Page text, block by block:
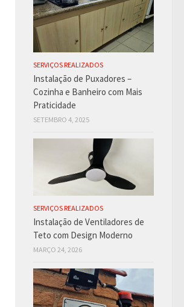
SERVIÇOS REALIZADOS
Instalação de Puxadores –
Cozinha e Banheiro com Mais
Praticidade
SETEMBRO 4, 2025
SERVIÇOS REALIZADOS
Instalação de Ventiladores de
Teto com Design Moderno
MARÇO 24, 2026